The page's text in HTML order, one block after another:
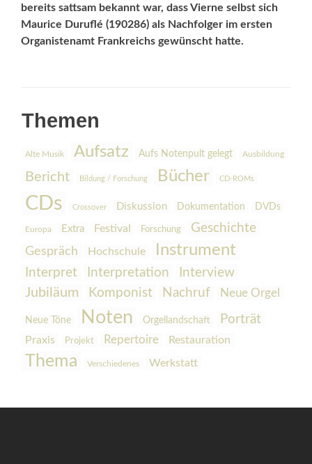
bereits sattsam bekannt war, dass Vierne selbst sich
Maurice Duruflé (190286) als Nachfolger im ersten
Organistenamt Frankreichs gewünscht hatte.
Themen
Alte Musik Aufsatz Aufs Notenpult gelegt Ausbildung
Bericht Bildung / Forschung Bücher CD-ROMs
CDs Crossover Diskussion Dokumentation DVDs
Europa Extra Festival Forschung Geschichte
Gespräch Hochschule Instrument
Interpret Interpretation
Interview
Jubiläum
Komponist Nachruf Neue Orgel
Neue Töne Noten Orgellandschaft Porträt
Praxis Projekt Repertoire Restauration
Thema Verschiedenes Werkstatt